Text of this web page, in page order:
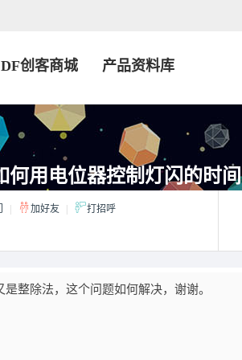
DF创客商城 产品资料库
用电位器控制灯闪的时间
加好友 打招呼
整除法，这个问题如何解决，谢谢。